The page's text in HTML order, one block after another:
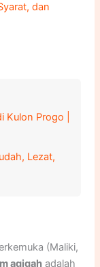
dan
Progo |
Lezat,
(Maliki,
aqiqahadalah